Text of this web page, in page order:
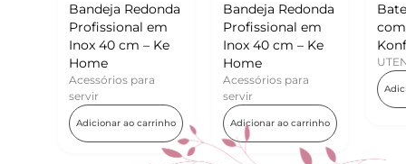
Bandeja Redonda
Profissional em
Inox 40 cm – Ke
Home
Acessórios para
Adicionar ao carrinho
Batedor de Ovos
com Raspador –
Konfektt
UTENSÍLIOS
Adicionar ao carrinho